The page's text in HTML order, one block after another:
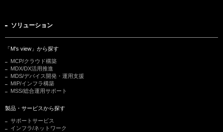
ソリューション
「M's view」から探す
MCP/クラウド構築
MDX/DX活用推進
MDS/デバイス開発・運用支援
MIP/インフラ構築
MSS/総合運用サポート
製品・サービスから探す
サポートサービス
インフラ/ネットワーク